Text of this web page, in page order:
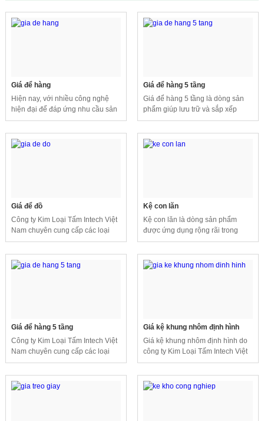
Giá để hàng
Hiện nay, với nhiều công nghệ
hiện đại để đáp ứng nhu cầu sản
xuất ngày càng cao, các doanh
hệ thống băng tải vào sản xuất.
Giá để hàng 5 tầng
Giá để hàng 5 tầng là dòng sản
phẩm giúp lưu trữ và sắp xếp
nhiều loại hàng hóa, giúp tiết
cao.
Giá để đồ
Công ty Kim Loại Tấm Intech Việt
Nam chuyên cung cấp các loại
giá kệ, giá để hàng với nhiều chất
Kệ con lăn
Kệ con lăn là dòng sản phẩm
được ứng dụng rộng rãi trong
nhiều ngành công nghiệp hiện
Giá để hàng 5 tầng
Công ty Kim Loại Tấm Intech Việt
Nam chuyên cung cấp các loại
giá kệ, giá để hàng với nhiều chất
Giá kệ khung nhôm định hình
Giá kệ khung nhôm định hình do
công ty Kim Loại Tấm Intech Việt
Nam thiết kế và lắp đặt theo yêu